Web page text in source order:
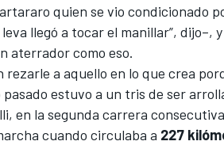
quien se vio condicionado
leva llegó a tocar el manillar”, dijo–,
aterrador como eso.
rezarle a aquello en lo que crea
estuvo a un tris de ser
, en la segunda carrera
cuando circulaba a 227